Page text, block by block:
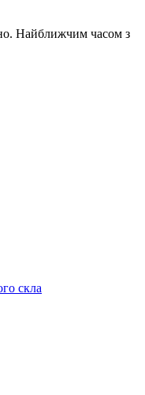
Найближчим часом з
скла